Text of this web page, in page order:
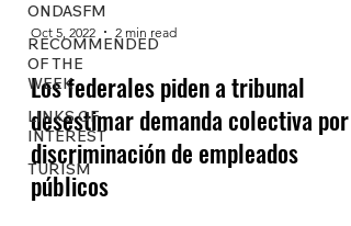
ONDASFM
RECOMMENDED
OF THE
WEEK
LINKS OF
INTEREST
TURISM
Oct 5, 2022 2 min read
Los federales piden a tribunal
desestimar demanda colectiva por
discriminación de empleados
públicos